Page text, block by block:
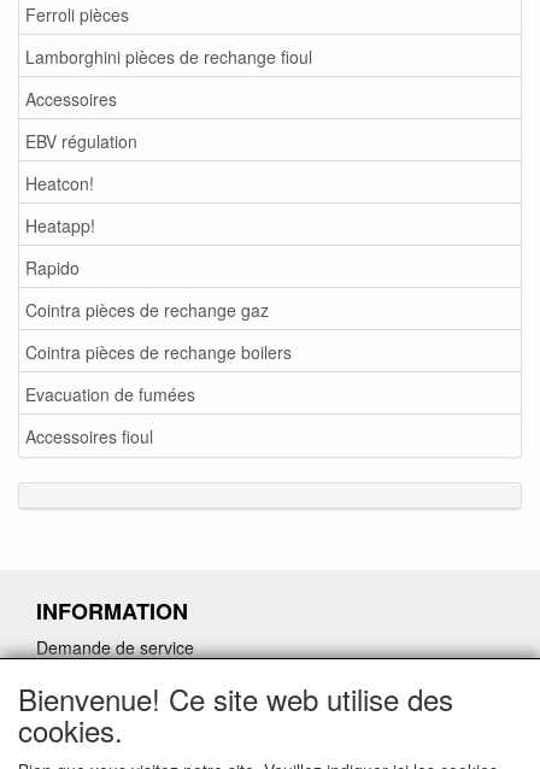
Ferroli pièces
Lamborghini pièces de rechange fioul
Accessoires
EBV régulation
Heatcon!
Heatapp!
Rapido
Cointra pièces de rechange gaz
Cointra pièces de rechange boilers
Evacuation de fumées
Accessoires fioul
INFORMATION
Demande de service
Demander un lien d'annulation
Bienvenue! Ce site web utilise des
cookies.